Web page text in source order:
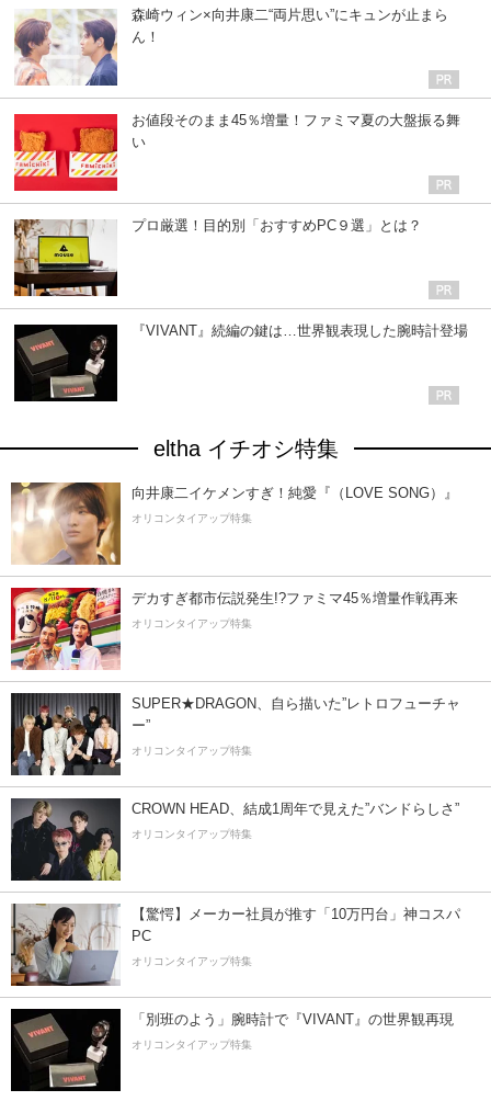
森崎ウィン×向井康二“両片思い”にキュンが止まら
ん！
お値段そのまま45％増量！ファミマ夏の大盤振る舞
い
プロ厳選！目的別「おすすめPC９選」とは？
『VIVANT』続編の鍵は…世界観表現した腕時計登場
eltha イチオシ特集
向井康二イケメンすぎ！純愛『（LOVE SONG）』
オリコンタイアップ特集
デカすぎ都市伝説発生!?ファミマ45％増量作戦再来
オリコンタイアップ特集
SUPER★DRAGON、自ら描いた”レトロフューチャ
ー”
オリコンタイアップ特集
CROWN HEAD、結成1周年で見えた”バンドらしさ”
オリコンタイアップ特集
【驚愕】メーカー社員が推す「10万円台」神コスパ
PC
オリコンタイアップ特集
「別班のよう」腕時計で『VIVANT』の世界観再現
オリコンタイアップ特集